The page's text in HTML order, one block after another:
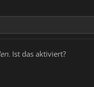
Ist das aktiviert?